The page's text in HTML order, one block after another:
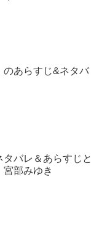
のあらすじ&ネタバ
タバレ＆あらすじと
部みゆき